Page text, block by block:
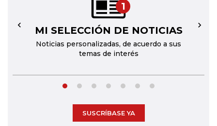
1
MI SELECCIÓN DE NOTICIAS
Noticias personalizadas, de acuerdo a sus
temas de interés
← →
SUSCRÍBASE YA